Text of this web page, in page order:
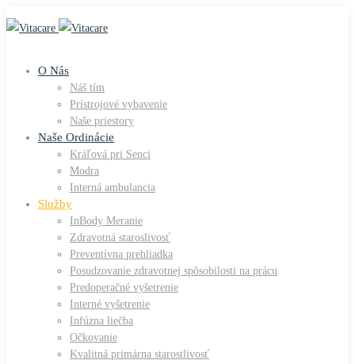
O Nás
Náš tím
Prístrojové vybavenie
Naše priestory
Naše Ordinácie
Kráľová pri Senci
Modra
Interná ambulancia
Služby
InBody Meranie
Zdravotná staroslivosť
Preventívna prehliadka
Posudzovanie zdravotnej spôsobilosti na prácu
Predoperačné vyšetrenie
Interné vyšetrenie
Infúzna liečba
Očkovanie
Kvalitná primárna starostlivosť